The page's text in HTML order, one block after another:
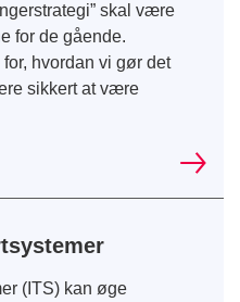
skal være
for de gående.
hvordan vi gør det
sikkert at være
(ITS) kan øge